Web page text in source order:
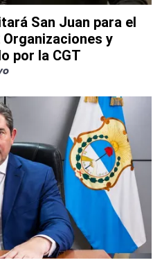
San Juan para el
y
por la CGT